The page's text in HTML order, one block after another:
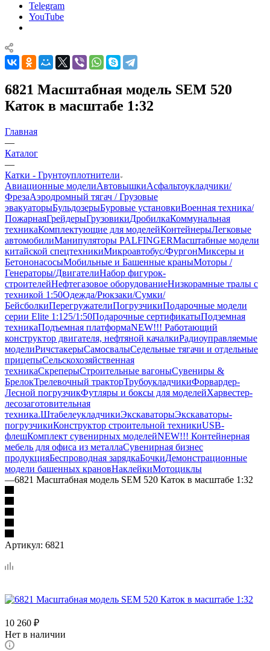
Telegram
YouTube
6821 Масштабная модель SEM 520
Каток в масштабе 1:32
Главная
—
Каталог
—
Катки - Грунтоуплотнители
Авиационные моделиАвтовышкиАсфальтоукладчики/
ФрезаАэродромный тягач / Грузовые
эвакуаторыБульдозерыБуровые установкиВоенная техника/
ПожарнаяГрейдерыГрузовикиДробилкаКоммунальная
техникаКомплектующие для моделейКонтейнерыЛегковые
автомобилиМанипуляторы PALFINGERМасштабные модели
китайской спецтехникиМикроавтобус/ФургонМиксеры и
БетононасосыМобильные и Башенные краныМоторы /
Генераторы/ДвигателиНабор фигурок-
строителейНефтегазовое оборудованиеНизкорамные тралы с
техникой 1:50Одежда/Рюкзаки/Сумки/
БейсболкиПерегружателиПогрузчикиПодарочные модели
серии Elite 1:125/1:50Подарочные сертификатыПодземная
техникаПодъемная платформаNEW!!! Работающий
конструктор двигателя, нефтяной качалкиРадиоуправляемые
моделиРичстакерыСамосвалыСедельные тягачи и отдельные
прицепыСельскохозяйственная
техникаСкреперыСтроительные вагоныСувениры &
БрелокТрелевочный тракторТрубоукладчикиФорвардер-
Лесной погрузчикФутляры и боксы для моделейХарвестер-
лесозаготовительная
техника.ШтабелеукладчикиЭкскаваторыЭкскаваторы-
погрузчикиКонструктор строительной техникиUSB-
флешКомплект сувенирных моделейNEW!!! Контейнерная
мебель для офиса из металлаСувенирная бизнес
продукцияБеспроводная зарядкаБочкиДемонстрационные
модели башенных крановНаклейкиМотоциклы
—6821 Масштабная модель SEM 520 Каток в масштабе 1:32
Артикул: 6821
10 260 ₽
Нет в наличии